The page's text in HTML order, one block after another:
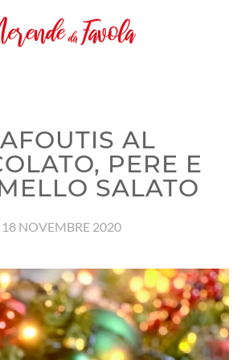
AL
PERE E
SALATO
18 NOVEMBRE 2020